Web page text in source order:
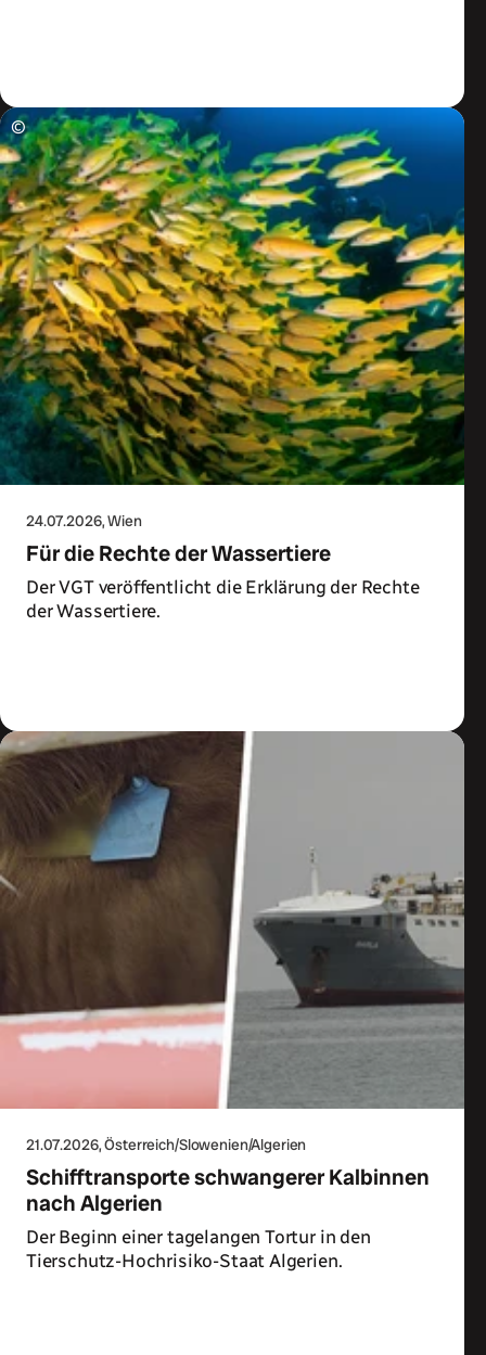
©
24.07.2026, Wien
Für die Rechte der Wassertiere
Der VGT veröffentlicht die Erklärung der Rechte
der Wassertiere.
21.07.2026, Österreich/Slowenien/Algerien
Schifftransporte schwangerer Kalbinnen
nach Algerien
Der Beginn einer tagelangen Tortur in den
Tierschutz-Hochrisiko-Staat Algerien.